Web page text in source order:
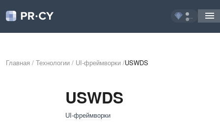
...
Главная / Технологии / UI-фреймворки /USWDS
USWDS
UI-фреймворки